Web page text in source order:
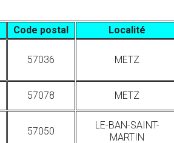
Code postal Localité
57036 METZ
57078 METZ
57050
LE-BAN-SAINT-
MARTIN